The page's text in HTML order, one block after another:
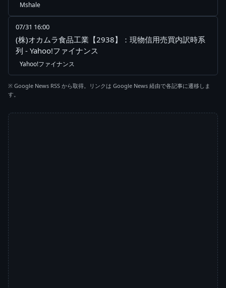
Mshale
07/31 16:00
(株)オカムラ食品工業【2938】：現物信用売買内訳時系
列 - Yahoo!ファイナンス
Yahoo!ファイナンス
※ Google News RSS から取得。リンクは Google News 経由で各記事に遷移しま
す。